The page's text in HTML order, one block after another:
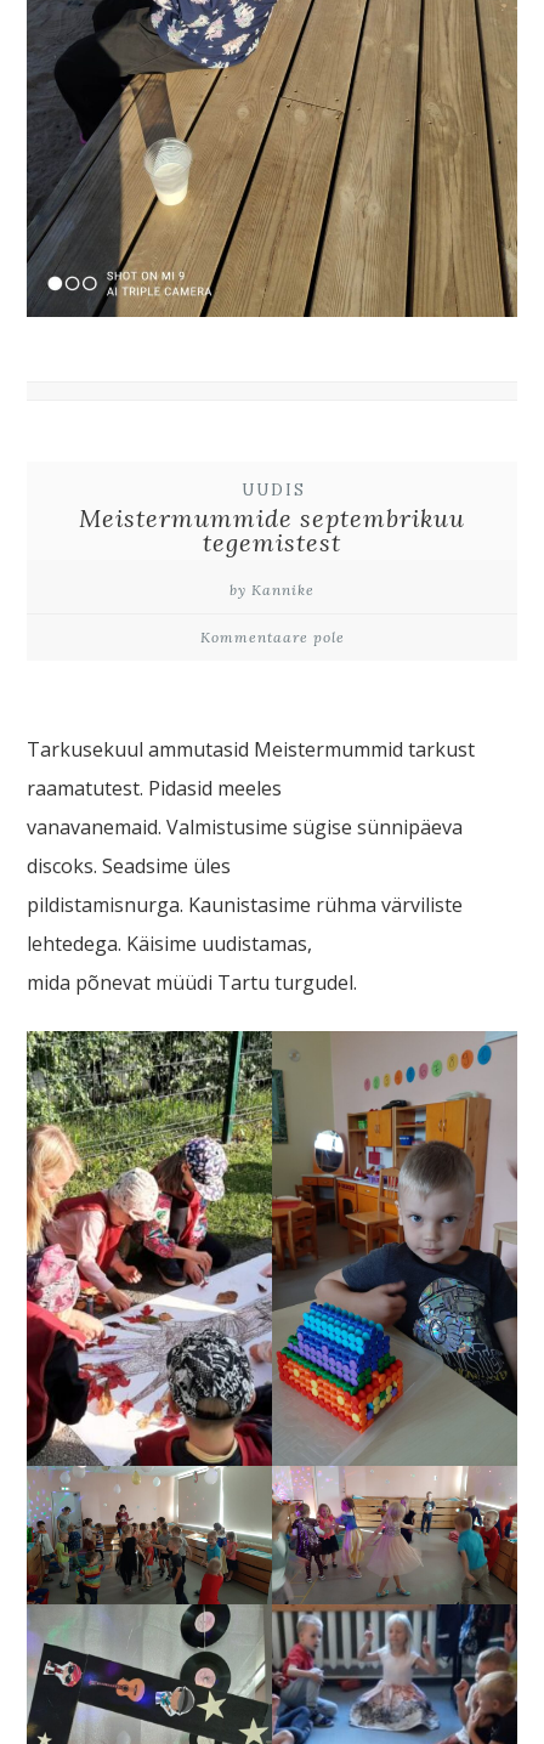
UUDIS
Meistermummide septembrikuu
tegemistest
by Kannike
Kommentaare pole
Tarkusekuul ammutasid Meistermummid tarkust
raamatutest. Pidasid meeles
vanavanemaid. Valmistusime sügise sünnipäeva
discoks. Seadsime üles
pildistamisnurga. Kaunistasime rühma värviliste
lehtedega. Käisime uudistamas,
mida põnevat müüdi Tartu turgudel.